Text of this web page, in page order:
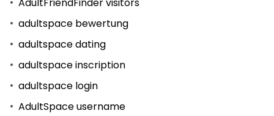
adultspace bewertung
adultspace dating
adultspace inscription
adultspace login
AdultSpace username